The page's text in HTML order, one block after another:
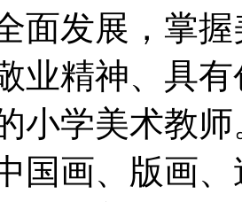
面发展，掌
业精神、具
小学美术教
国画、版画